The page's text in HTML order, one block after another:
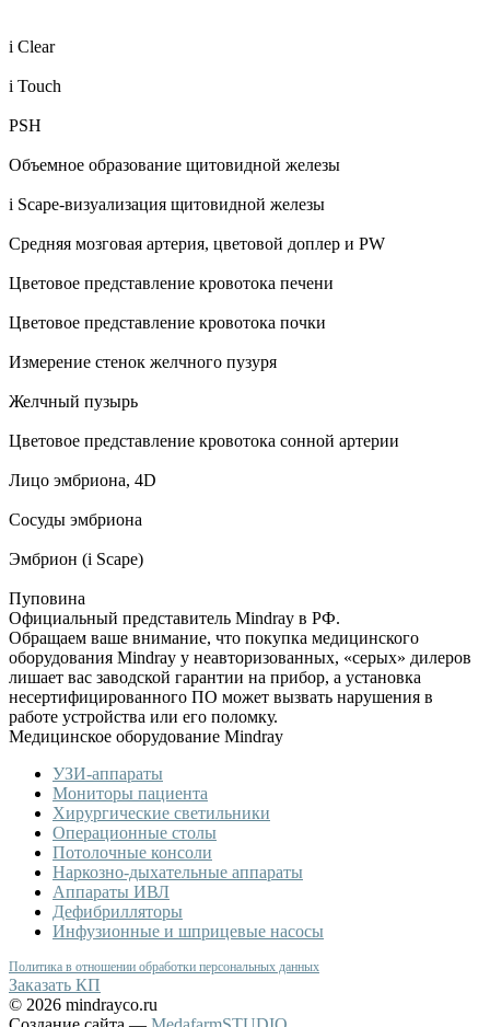
i Clear
i Touch
PSH
Объемное образование щитовидной железы
i Scape-визуализация щитовидной железы
Средняя мозговая артерия, цветовой доплер и PW
Цветовое представление кровотока печени
Цветовое представление кровотока почки
Измерение стенок желчного пузуря
Желчный пузырь
Цветовое представление кровотока сонной артерии
Лицо эмбриона, 4D
Сосуды эмбриона
Эмбрион (i Scape)
Пуповина
Официальный представитель Mindray в РФ.
Обращаем ваше внимание, что покупка медицинского
оборудования Mindray у неавторизованных, «серых» дилеров
лишает вас заводской гарантии на прибор, а установка
несертифицированного ПО может вызвать нарушения в
работе устройства или его поломку.
Медицинское оборудование Mindray
УЗИ-аппараты
Мониторы пациента
Хирургические светильники
Операционные столы
Потолочные консоли
Наркозно-дыхательные аппараты
Аппараты ИВЛ
Дефибрилляторы
Инфузионные и шприцевые насосы
Политика в отношении обработки персональных данных
Заказать КП
© 2026 mindrayco.ru